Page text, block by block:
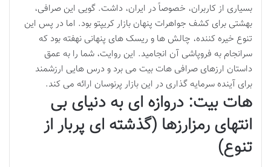
بسیاری از کاربران، خصوصاً در ایران، داشت. گویی این صرافی،
بهشتی برای کشف جواهرات پنهان بازار کریپتو بود. اما در پس این
تنوع خیره کننده، چالش ها و ریسک های پنهانی نهفته بود که
سرانجام به فروپاشی آن انجامید. این روایت، شما را به عمق
داستان ارزهای صرافی هات بیت می برد و درس هایی ارزشمند
برای آینده سرمایه گذاری در این بازار پرنوسان ارائه می کند.
هات بیت: دروازه ای به دنیای بی
انتهای رمزارزها (گذشته ای پربار از
تنوع)